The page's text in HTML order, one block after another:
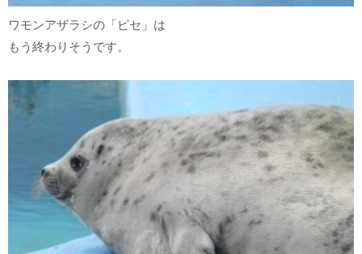
ワモンアザラシの「ピセ」は
もう終わりそうです。